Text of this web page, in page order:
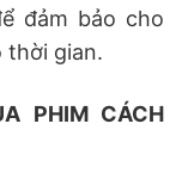
đảm bảo cho
thời gian.
PHIM CÁCH